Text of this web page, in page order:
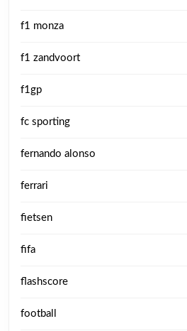
f1 monza
f1 zandvoort
f1gp
fc sporting
fernando alonso
ferrari
fietsen
fifa
flashscore
football